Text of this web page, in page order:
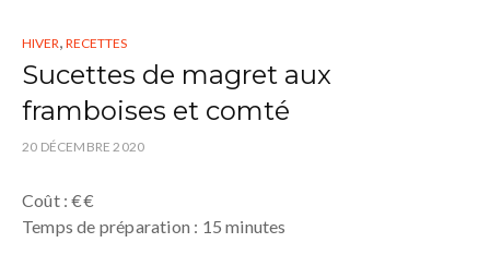
HIVER, RECETTES
Sucettes de magret aux
framboises et comté
20 DÉCEMBRE 2020
Coût : €€
Temps de préparation : 15 minutes